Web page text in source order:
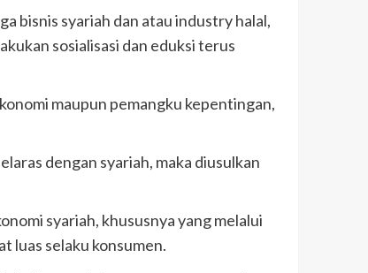
bisnis syariah dan atau industry halal,
sosialisasi dan eduksi terus
maupun pemangku kepentingan,
dengan syariah, maka diusulkan
syariah, khususnya yang melalui
luas selaku konsumen.